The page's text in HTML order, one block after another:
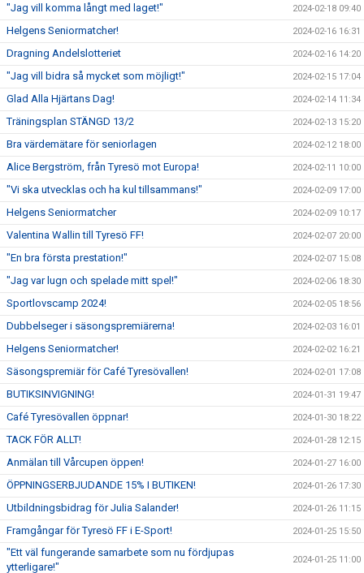
"Jag vill komma långt med laget!" 2024-02-18 09:40
Helgens Seniormatcher! 2024-02-16 16:31
Dragning Andelslotteriet 2024-02-16 14:20
"Jag vill bidra så mycket som möjligt!" 2024-02-15 17:04
Glad Alla Hjärtans Dag! 2024-02-14 11:34
Träningsplan STÄNGD 13/2 2024-02-13 15:20
Bra värdemätare för seniorlagen 2024-02-12 18:00
Alice Bergström, från Tyresö mot Europa! 2024-02-11 10:00
"Vi ska utvecklas och ha kul tillsammans!" 2024-02-09 17:00
Helgens Seniormatcher 2024-02-09 10:17
Valentina Wallin till Tyresö FF! 2024-02-07 20:00
"En bra första prestation!" 2024-02-07 15:08
"Jag var lugn och spelade mitt spel!" 2024-02-06 18:30
Sportlovscamp 2024! 2024-02-05 18:56
Dubbelseger i säsongspremiärerna! 2024-02-03 16:01
Helgens Seniormatcher! 2024-02-02 16:21
Säsongspremiär för Café Tyresövallen! 2024-02-01 17:08
BUTIKSINVIGNING! 2024-01-31 19:47
Café Tyresövallen öppnar! 2024-01-30 18:22
TACK FÖR ALLT! 2024-01-28 12:15
Anmälan till Vårcupen öppen! 2024-01-27 16:00
ÖPPNINGSERBJUDANDE 15% I BUTIKEN! 2024-01-26 17:30
Utbildningsbidrag för Julia Salander! 2024-01-26 11:15
Framgångar för Tyresö FF i E-Sport! 2024-01-25 15:50
"Ett väl fungerande samarbete som nu fördjupas
ytterligare!"
2024-01-25 11:00